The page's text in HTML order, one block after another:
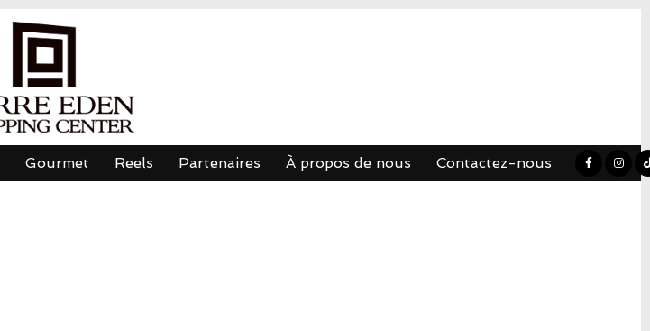
Gourmet Reels Partenaires À propos de nous Contactez-nous